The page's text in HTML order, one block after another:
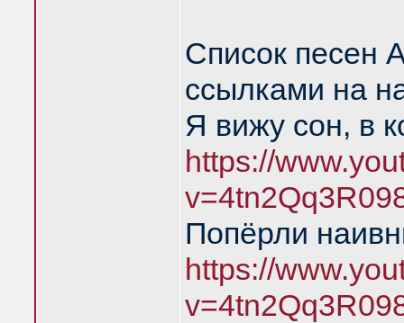
Список песен
ссылками на
Я вижу сон, в
https://
Попёрли
https://